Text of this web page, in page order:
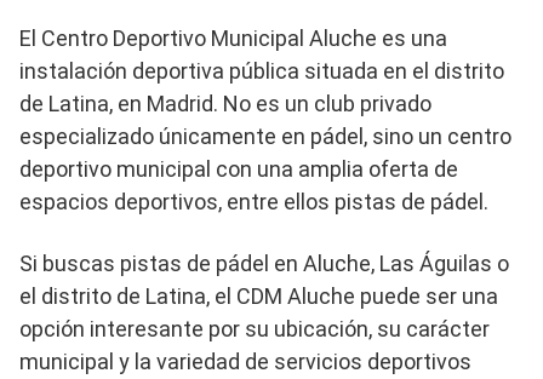
El Centro Deportivo Municipal Aluche es una
instalación deportiva pública situada en el distrito
de Latina, en Madrid. No es un club privado
especializado únicamente en pádel, sino un centro
deportivo municipal con una amplia oferta de
espacios deportivos, entre ellos pistas de pádel.
Si buscas pistas de pádel en Aluche, Las Águilas o
el distrito de Latina, el CDM Aluche puede ser una
opción interesante por su ubicación, su carácter
municipal y la variedad de servicios deportivos